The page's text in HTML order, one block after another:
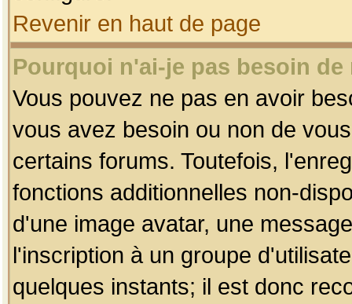
Revenir en haut de page
Pourquoi n'ai-je pas besoin
Vous pouvez ne pas en avoir
vous avez besoin ou non de
certains forums. Toutefois,
fonctions additionnelles non-
d'une image avatar, une
l'inscription à un groupe
quelques instants; il est donc